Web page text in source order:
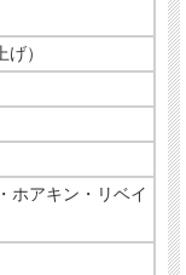
）
ホアキン・リベイ